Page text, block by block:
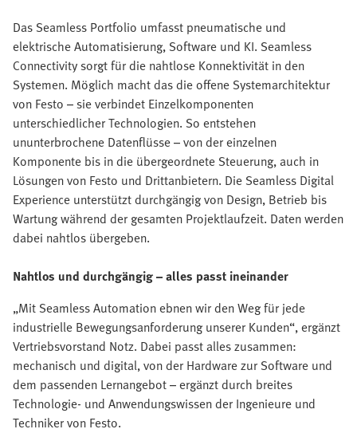
Das Seamless Portfolio umfasst pneumatische und
elektrische Automatisierung, Software und KI. Seamless
Connectivity sorgt für die nahtlose Konnektivität in den
Systemen. Möglich macht das die offene Systemarchitektur
von Festo – sie verbindet Einzelkomponenten
unterschiedlicher Technologien. So entstehen
ununterbrochene Datenflüsse – von der einzelnen
Komponente bis in die übergeordnete Steuerung, auch in
Lösungen von Festo und Drittanbietern. Die Seamless Digital
Experience unterstützt durchgängig von Design, Betrieb bis
Wartung während der gesamten Projektlaufzeit. Daten werden
dabei nahtlos übergeben.
Nahtlos und durchgängig – alles passt ineinander
„Mit Seamless Automation ebnen wir den Weg für jede
industrielle Bewegungsanforderung unserer Kunden“, ergänzt
Vertriebsvorstand Notz. Dabei passt alles zusammen:
mechanisch und digital, von der Hardware zur Software und
dem passenden Lernangebot – ergänzt durch breites
Technologie- und Anwendungswissen der Ingenieure und
Techniker von Festo.